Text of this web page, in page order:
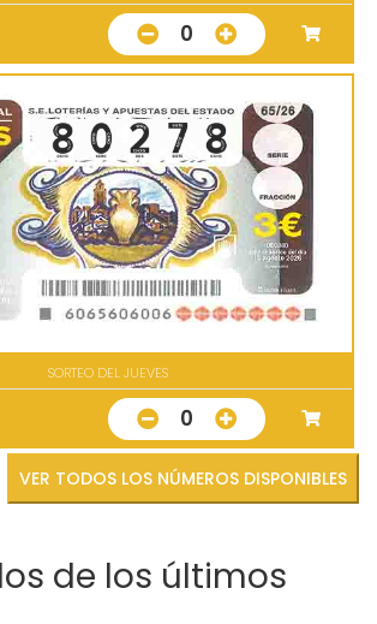
0
SORTEO DEL JUEVES
0
VER TODOS LOS NÚMEROS DISPONIBLES
de los últimos